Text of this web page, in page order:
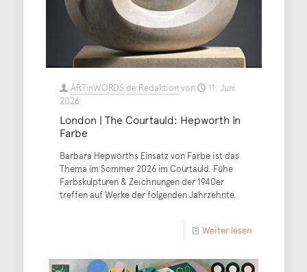
ARTinWORDS.de Redaktionvon
11. Juni
2026
London | The Courtauld: Hepworth in
Farbe
Barbara Hepworths Einsatz von Farbe ist das
Thema im Sommer 2026 im Courtauld. Fühe
Farbskulpturen & Zeichnungen der 1940er
treffen auf Werke der folgenden Jahrzehnte.
Weiter lesen